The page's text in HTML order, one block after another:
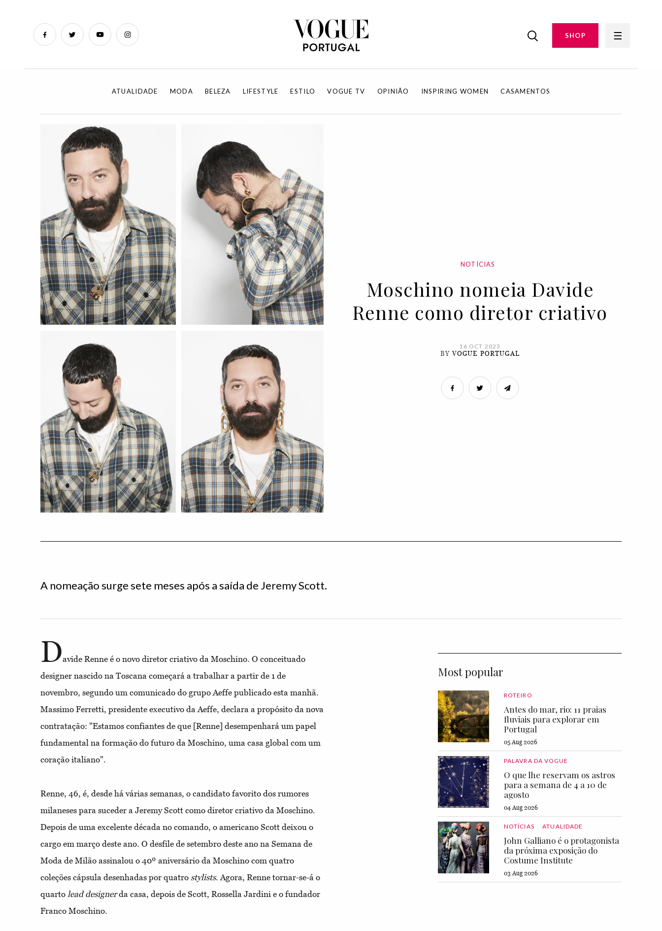
SHOP
ATUALIDADE MODA BELEZA LIFESTYLE ESTILO VOGUE TV OPINIÃO INSPIRING WOMEN CASAMENTOS
NOTÍCIAS
Moschino nomeia Davide
Renne como diretor criativo
16 OCT 2023
BYVOGUE PORTUGAL
A nomeação surge sete meses após a saída de Jeremy Scott.
Davide Renne é o novo diretor criativo da Moschino. O conceituado
designer nascido na Toscana começará a trabalhar a partir de 1 de
novembro, segundo um comunicado do grupo Aeffe publicado esta manhã.
Massimo Ferretti, presidente executivo da Aeffe, declara a propósito da nova
contratação: "Estamos confiantes de que [Renne] desempenhará um papel
fundamental na formação do futuro da Moschino, uma casa global com um
coração italiano".
Renne, 46, é, desde há várias semanas, o candidato favorito dos rumores
milaneses para suceder a Jeremy Scott como diretor criativo da Moschino.
Depois de uma excelente década no comando, o americano Scott deixou o
cargo em março deste ano. O desfile de setembro deste ano na Semana de
Moda de Milão assinalou o 40º aniversário da Moschino com quatro
coleções cápsula desenhadas por quatro stylists. Agora, Renne tornar-se-á o
quarto lead designerda casa, depois de Scott, Rossella Jardini e o fundador
Franco Moschino.
Most popular
ROTEIRO
Antes do mar, rio: 11 praias
fluviais para explorar em
Portugal
05 Aug 2026
PALAVRA DA VOGUE
O que lhe reservam os astros
para a semana de 4 a 10 de
agosto
04 Aug 2026
NOTÍCIAS ATUALIDADE
John Galliano é o protagonista
da próxima exposição do
Costume Institute
03 Aug 2026